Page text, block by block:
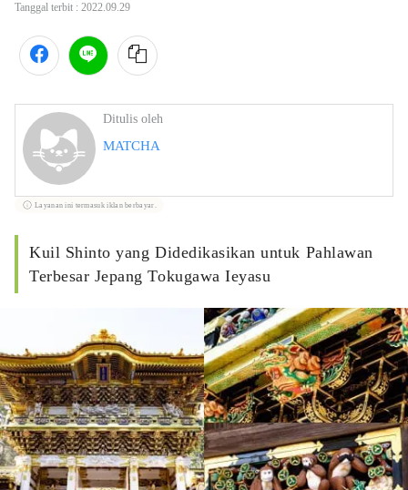
Tanggal terbit : 2022.09.29
Ditulis oleh
MATCHA
Layanan ini termasuk iklan berbayar.
Kuil Shinto yang Didedikasikan untuk Pahlawan
Terbesar Jepang Tokugawa Ieyasu